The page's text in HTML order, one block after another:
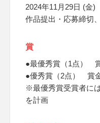
2024年11月29日 (金)
作品提出・応募締切
賞
●最優秀賞（1点）
●優秀賞（2点） 賞
※最優秀賞受賞者に
を計画